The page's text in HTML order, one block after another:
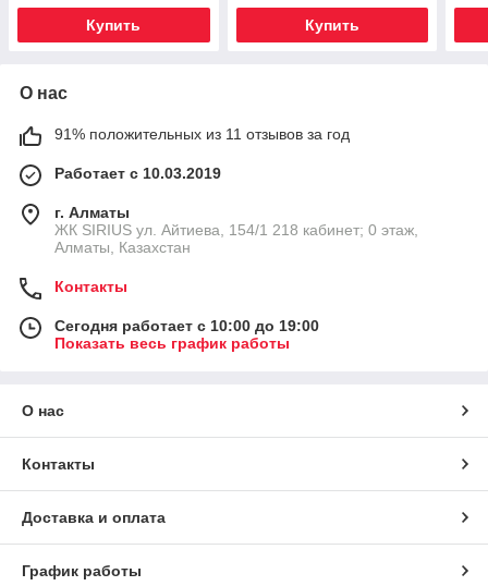
Купить Купить
О нас
91% положительных из 11 отзывов за год
Работает с 10.03.2019
г. Алматы
​ЖК SIRIUS​ ул. Айтиева, 154/1​ 218 кабинет; 0 этаж,
Алматы, Казахстан
Контакты
Сегодня работает с 10:00 до 19:00
Показать весь график работы
О нас
Контакты
Доставка и оплата
График работы